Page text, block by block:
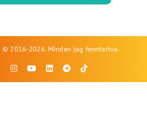
© 2016-2026. Minden jog fenntartva.